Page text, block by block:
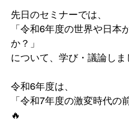
先日のセミナーでは、
「令和6年度の世界や日本
か？」
について、学び・議論しま
令和6年度は、
「令和7年度の激変時代の
🔥